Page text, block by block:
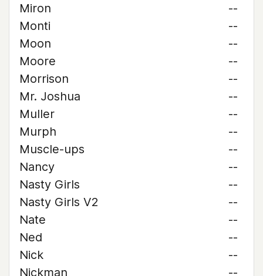
Miron
--
Monti
--
Moon
--
Moore
--
Morrison
--
Mr. Joshua
--
Muller
--
Murph
--
Muscle-ups
--
Nancy
--
Nasty Girls
--
Nasty Girls V2
--
Nate
--
Ned
--
Nick
--
Nickman
--